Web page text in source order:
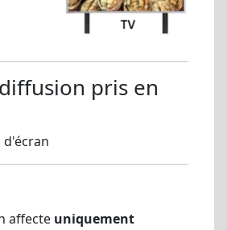
pris en
affecte uniquement